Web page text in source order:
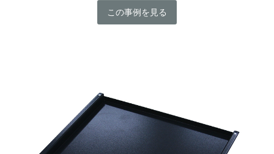
この事例を見る